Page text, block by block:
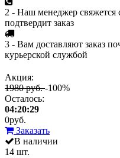
2 - Наш менеджер свяжется
подтвердит заказ
3 - Вам доставляют заказ
курьерской службой
Акция:
1980 руб.-100%
Осталось:
04:20:29
0руб.
Заказать
В наличии
14 шт.